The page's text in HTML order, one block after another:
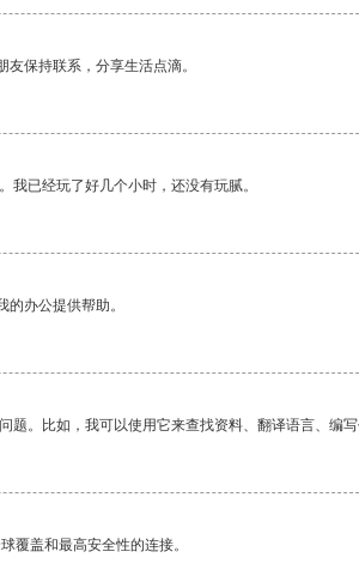
保持联系，分享生活点滴。
我已经玩了好几个小时，还没有玩腻。
办公提供帮助。
题。比如，我可以使用它来查找资料、翻译语言、编写
覆盖和最高安全性的连接。